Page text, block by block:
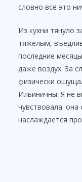
словно всё это
Из кухни тянуло
тяжёлым,
последние
даже воздух. За
физически
Ильиничны. Я не
чувствовала:
наслаждается